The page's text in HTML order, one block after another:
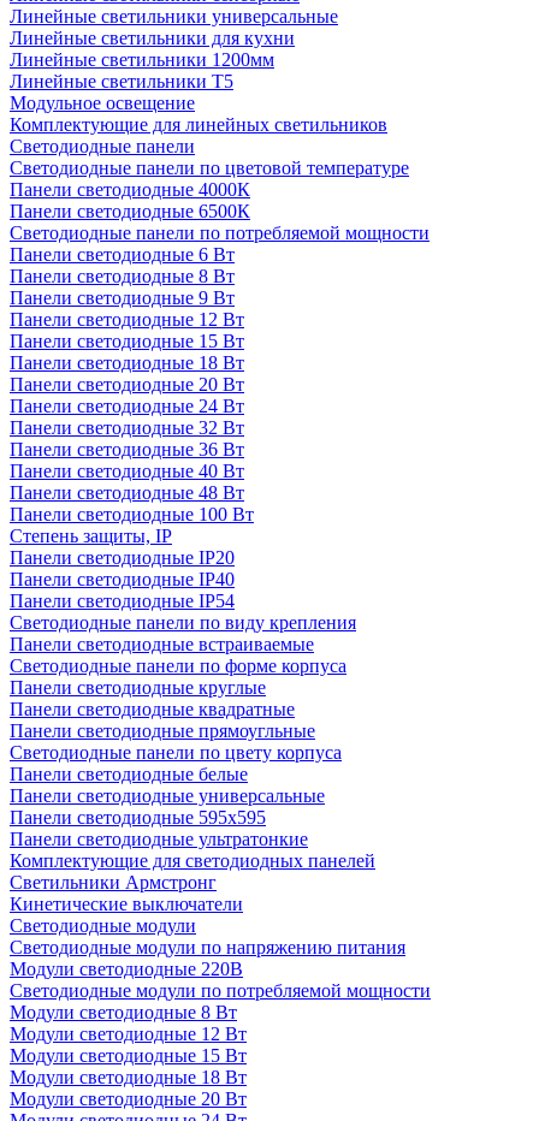
Линейные светильники универсальные
Линейные светильники для кухни
Линейные светильники 1200мм
Линейные светильники Т5
Модульное освещение
Комплектующие для линейных светильников
Светодиодные панели
Светодиодные панели по цветовой температуре
Панели светодиодные 4000К
Панели светодиодные 6500К
Светодиодные панели по потребляемой мощности
Панели светодиодные 6 Вт
Панели светодиодные 8 Вт
Панели светодиодные 9 Вт
Панели светодиодные 12 Вт
Панели светодиодные 15 Вт
Панели светодиодные 18 Вт
Панели светодиодные 20 Вт
Панели светодиодные 24 Вт
Панели светодиодные 32 Вт
Панели светодиодные 36 Вт
Панели светодиодные 40 Вт
Панели светодиодные 48 Вт
Панели светодиодные 100 Вт
Степень защиты, IP
Панели светодиодные IP20
Панели светодиодные IP40
Панели светодиодные IP54
Светодиодные панели по виду крепления
Панели светодиодные встраиваемые
Светодиодные панели по форме корпуса
Панели светодиодные круглые
Панели светодиодные квадратные
Панели светодиодные прямоугльные
Светодиодные панели по цвету корпуса
Панели светодиодные белые
Панели светодиодные универсальные
Панели светодиодные 595х595
Панели светодиодные ультратонкие
Комплектующие для светодиодных панелей
Светильники Армстронг
Кинетические выключатели
Светодиодные модули
Светодиодные модули по напряжению питания
Модули светодиодные 220В
Светодиодные модули по потребляемой мощности
Модули светодиодные 8 Вт
Модули светодиодные 12 Вт
Модули светодиодные 15 Вт
Модули светодиодные 18 Вт
Модули светодиодные 20 Вт